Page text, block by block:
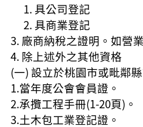
具公司登記
具商業登記
廠商納稅之證明。如營
除上述外之其他資格
(一) 設立於桃園市或毗鄰
1.當年度公會會員證。
2.承攬工程手冊(1-20頁)。
3.土木包工業登記證。